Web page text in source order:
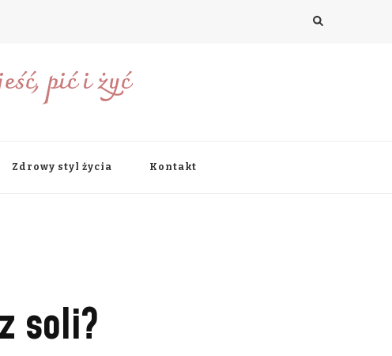
pić i żyć
Zdrowy styl życia Kontakt
soli?